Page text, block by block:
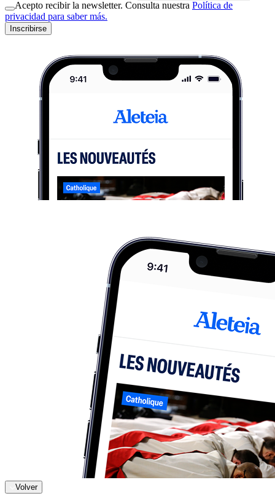
Acepto recibir la newsletter. Consulta nuestra Política de
privacidad para saber más.
Inscribirse
Volver